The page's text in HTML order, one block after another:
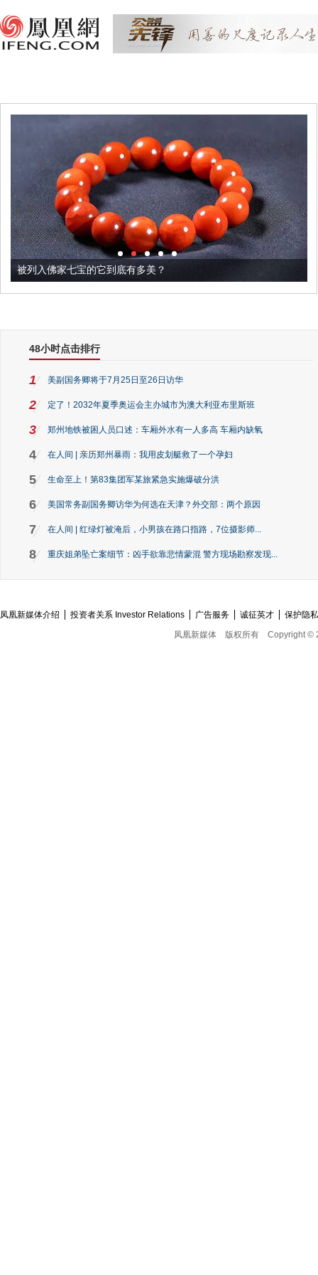
被列入佛家七宝的它到底有多美？
48小时点击排行
1 美副国务卿将于7月25日至26日访华
2 定了！2032年夏季奥运会主办城市为澳大利亚布里斯班
3 郑州地铁被困人员口述：车厢外水有一人多高 车厢内缺氧
4 在人间 | 亲历郑州暴雨：我用皮划艇救了一个孕妇
5 生命至上！第83集团军某旅紧急实施爆破分洪
6 美国常务副国务卿访华为何选在天津？外交部：两个原因
7 在人间 | 红绿灯被淹后，小男孩在路口指路，7位摄影师...
8 重庆姐弟坠亡案细节：凶手欲靠悲情蒙混 警方现场勘察发现...
凤凰新媒体介绍 投资者关系 Investor Relations 广告服务 诚征英才
保护隐
凤凰新媒体
版权所有 Copyright ©